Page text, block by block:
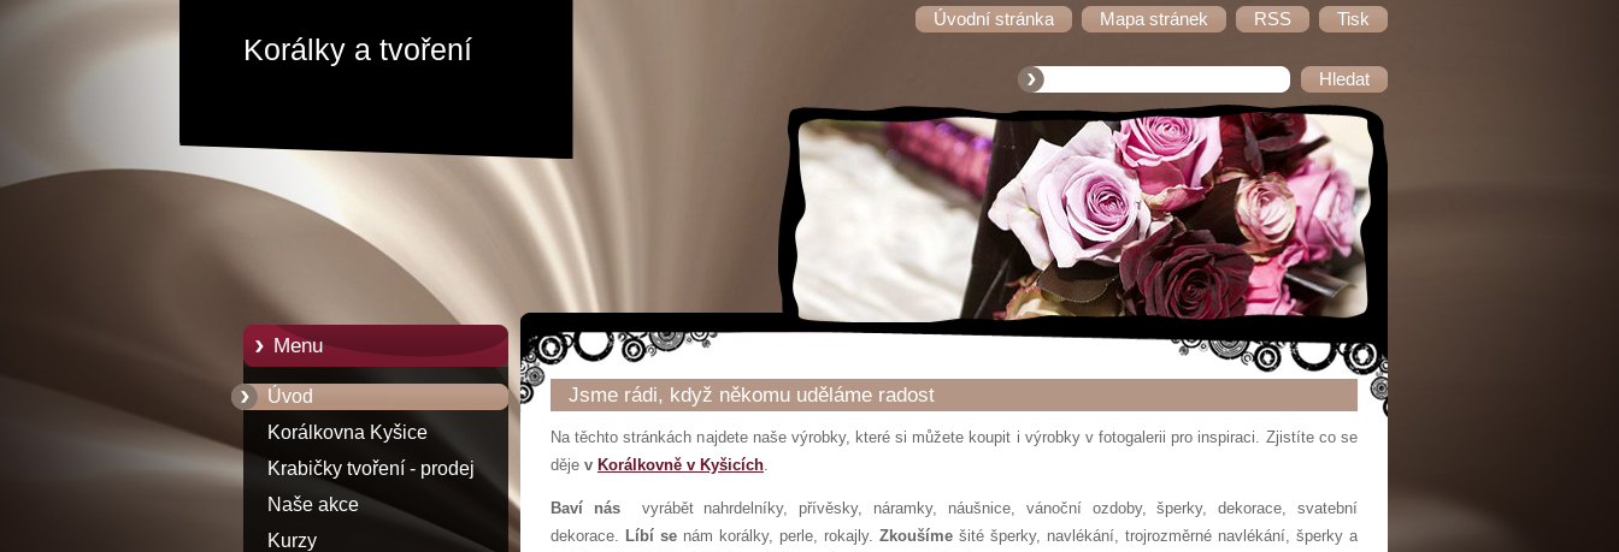
Úvodní stránka Mapa stránek RSS Tisk
Korálky a tvoření
Menu
Úvod
Korálkovna Kyšice
Krabičky tvoření - prodej
Naše akce
Kurzy
Jsme rádi, když někomu uděláme radost
Na těchto stránkách najdete naše výrobky, které si můžete koupit i výrobky v fotogalerii pro inspiraci. Zjistíte co se
děje v Korálkovně v Kyšicích
Baví nás
vyrábět nahrdelníky, přívěsky, náramky, náušnice, vánoční ozdoby, šperky, dekorace, svatební
dekorace. Líbí se nám korálky, perle, rokajly. Zkoušíme šité šperky, navlékání, trojrozměrné navlékání, šperky a